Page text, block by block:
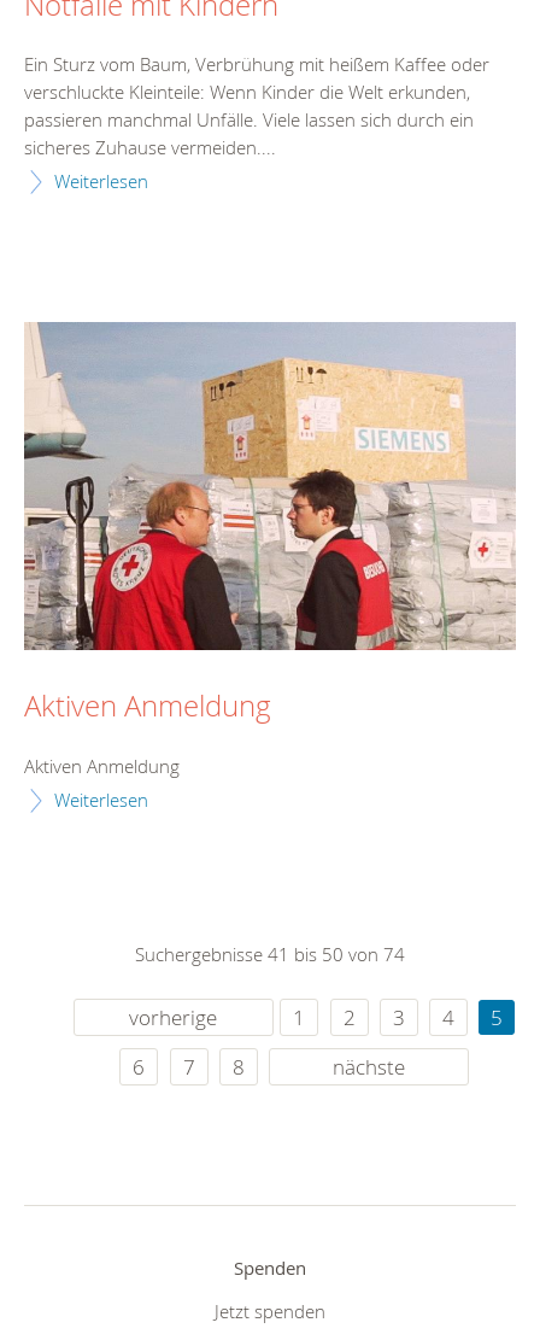
Ein Sturz vom Baum, Verbrühung mit heißem Kaffee oder
verschluckte Kleinteile: Wenn Kinder die Welt erkunden,
passieren manchmal Unfälle. Viele lassen sich durch ein
sicheres Zuhause vermeiden....
Weiterlesen
Aktiven Anmeldung
Aktiven Anmeldung
Weiterlesen
Suchergebnisse 41 bis 50 von 74
vorherige 1 2 3 4
5
6
7 8 nächste
Spenden
Jetzt spenden